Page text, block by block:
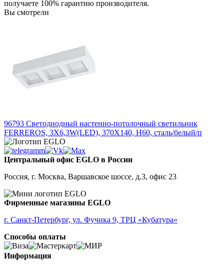
получаете 100% гарантию производителя.
Вы смотрели
96793 Светодиодный настенно-потолочный светильник
FERREROS, 3X6,3W(LED), 370X140, H60, сталь/белый/п
Центральный офис EGLO в России
Россия, г. Москва, Варшавское шоссе, д.3, офис 23
Фирменные магазины EGLO
г. Санкт-Петербург, ул. Фучика 9, ТРЦ «Кубатура»
Способы оплаты
Информация